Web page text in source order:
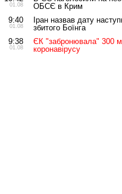
01.08
ОБСЄ в Крим
9:40
01.08
Іран назвав дату
збитого Боїнга
9:38
01.08
ЄК "забронювала" 300
коронавірусу